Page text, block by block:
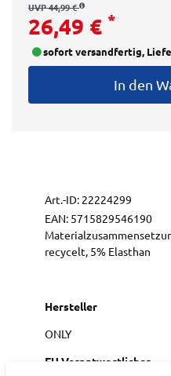
UVP 44,99 €
26,49 € *
sofort versandfertig,
In den
Art.-ID: 22224299
EAN: 5715829546190
recycelt, 5% Elasthan
Hersteller
ONLY
EU Verantwortlicher